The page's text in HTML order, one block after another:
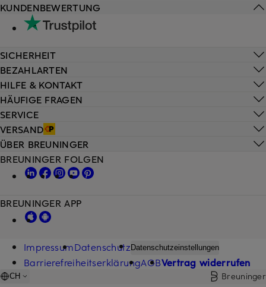
HILFE & KONTAKT
HÄUFIGE FRAGEN
SERVICE
VERSAND
KUNDENBEWERTUNG
SICHERHEIT
BEZAHLARTEN
ÜBER BREUNINGER
BREUNINGER FOLGEN
BREUNINGER APP
ImpressumDatenschutz Datenschutzeinstellungen
BarrierefreiheitserklärungAGBVertrag widerrufen
CH Breuninger